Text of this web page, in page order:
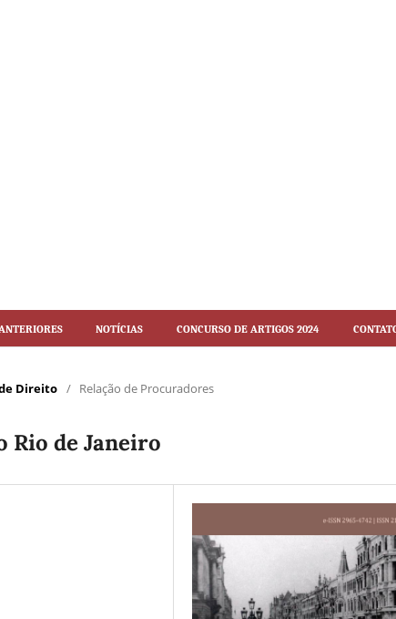
Notícias Concurso de artigos 2024
Direito / Relação de Procuradores
Rio de Janeiro